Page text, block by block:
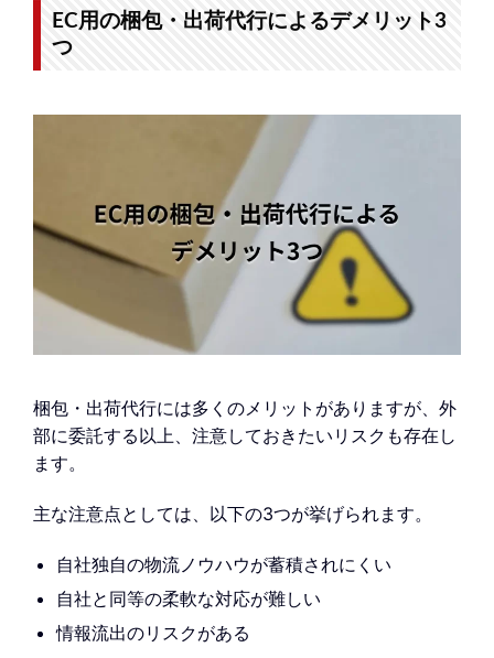
EC用の梱包・出荷代行によるデメリット3
つ
梱包・出荷代行には多くのメリットがありますが、外
部に委託する以上、注意しておきたいリスクも存在し
ます。
主な注意点としては、以下の3つが挙げられます。
自社独自の物流ノウハウが蓄積されにくい
自社と同等の柔軟な対応が難しい
情報流出のリスクがある